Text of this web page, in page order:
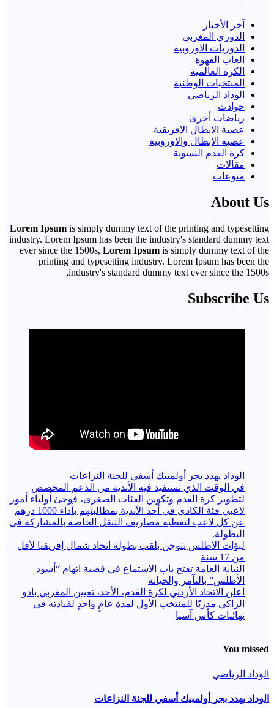
آخر الأخبار
الدوري المغربي
الدوريات الاوروبية
العاب القهوة
الكرة العالمية
المنتخبات الوطنية
الوداد الرياضي
حوادث
رياضات أخرى
عصبة الابطال الافريقية
عصبة الابطال والاوروبية
كرة القدم النسوية
مقالات
منوعات
About Us
Lorem Ipsum is simply dummy text of the printing and typesetting
industry. Lorem Ipsum has been the industry's standard dummy text
ever since the 1500s, Lorem Ipsum is simply dummy text of the
printing and typesetting industry. Lorem Ipsum has been the
industry's standard dummy text ever since the 1500s,
Subscribe Us
الوداد يهدد بجر أولمبيك أسفي للجنة النزاعات
في الوقت الذي تستفيد فيه الأندية من الدعم المخصص
لتطوير كرة القدم وتكوين الفئات الصغرى، فوجئ أولياء أمور
لاعبي فئة الكادي في أحد الأندية بمطالبتهم بأداء 1000 درهم
عن كل لاعب لتغطية مصاريف التنقل الخاصة بالمشاركة في
البطولة.
لبؤات الأطلس يتوجن بلقب بطولة اتحاد شمال إفريقيا لأقل
من 17 سنة
النيابة العامة تفتح باب الاستماع في قضية اتهام “أسود
الأطلس” بالتآمر والخيانة
أعلن الاتحاد الأردني لكرة القدم، الأحد، تعيين المغربي بادو
الزاكي مدربًا للمنتخب الأول لمدة عامٍ واحدٍ لقيادته ​في
نهائيات كأس آسيا
You missed
الوداد الرياضي
الوداد يهدد بجر أولمبيك أسفي للجنة النزاعات